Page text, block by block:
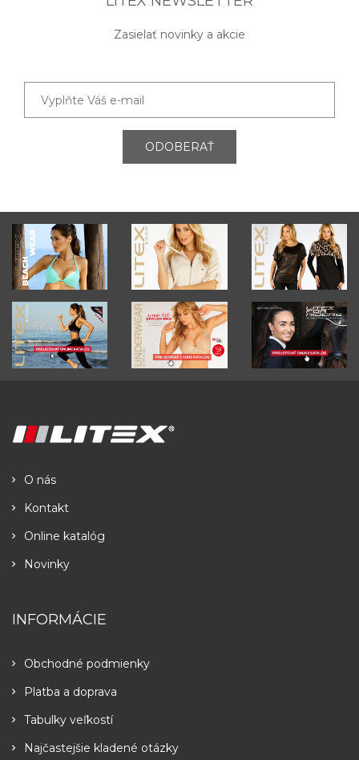
Zasielať novinky a akcie
ODOBERAŤ
O nás
Kontakt
Online katalóg
Novinky
INFORMÁCIE
Obchodné podmienky
Platba a doprava
Tabulky veľkostí
Najčastejšie kladené otázky